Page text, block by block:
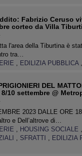
Fabrizio Ceruso
corteo da Villa
l'area della Tiburtina è
tra…
, EDILIZIA PUBBLICA ,
DEL
10 settembre @
2023 DALLE ORE
e Dell’altrove di…
, HOUSING SOCIALE ,
, SFRATTI , EDILIZIA